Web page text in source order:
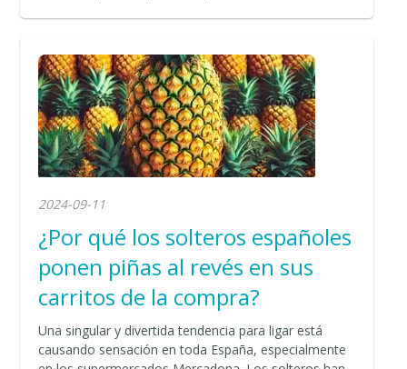
2024-09-11
¿Por qué los solteros españoles
ponen piñas al revés en sus
carritos de la compra?
Una singular y divertida tendencia para ligar está
causando sensación en toda España, especialmente